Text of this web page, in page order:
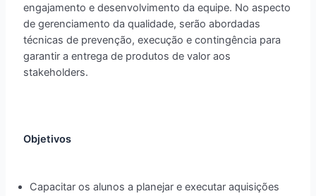
engajamento e desenvolvimento da equipe. No aspecto
de gerenciamento da qualidade, serão abordadas
técnicas de prevenção, execução e contingência para
garantir a entrega de produtos de valor aos
stakeholders.
Objetivos
Capacitar os alunos a planejar e executar aquisições